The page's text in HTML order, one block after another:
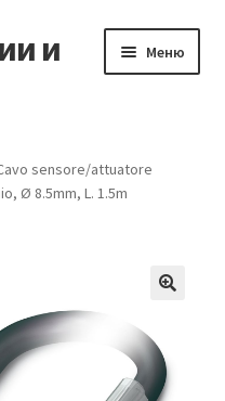
и
Меню
sensore/attuatore
Ø 8.5mm, L. 1.5m